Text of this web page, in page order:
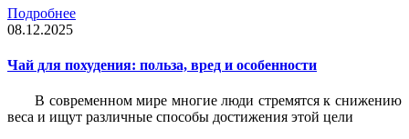
Подробнее
08.12.2025
Чай для похудения: польза, вред и особенности
В современном мире многие люди стремятся к снижению
веса и ищут различные способы достижения этой цели